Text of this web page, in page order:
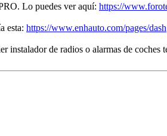
Lo puedes ver aquí: https://
esta: https://www.enhauto.com/pages/dash
instalador de radios o alarmas de coches